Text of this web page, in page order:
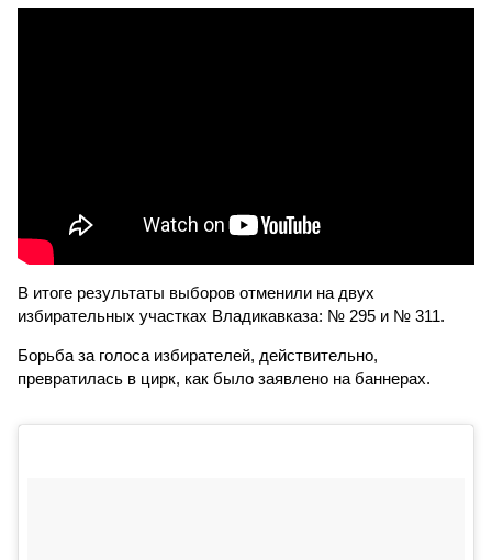
В итоге результаты выборов отменили на двух
избирательных участках Владикавказа: № 295 и № 311.
Борьба за голоса избирателей, действительно,
превратилась в цирк, как было заявлено на баннерах.